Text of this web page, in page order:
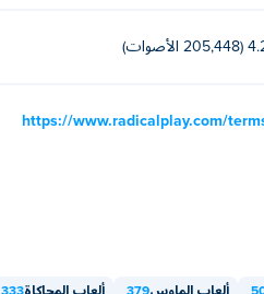
الأصوات)
https://www.radicalplay.com/